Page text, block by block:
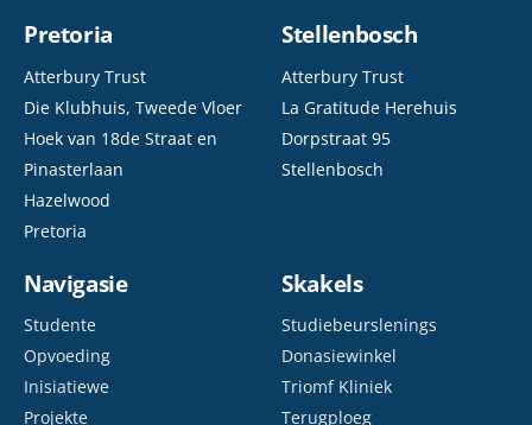
Pretoria
Atterbury Trust
Die Klubhuis, Tweede Vloer
Hoek van 18de Straat en
Pinasterlaan
Hazelwood
Pretoria
Stellenbosch
Atterbury Trust
La Gratitude Herehuis
Dorpstraat 95
Stellenbosch
Navigasie
Studente
Opvoeding
Inisiatiewe
Projekte
Skakels
Studiebeurslenings
Donasiewinkel
Triomf Kliniek
Terugploeg